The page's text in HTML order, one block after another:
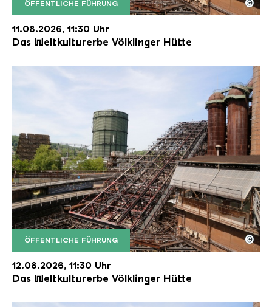
ÖFFENTLICHE FÜHRUNG
Der Erzschrägaufzug der Völklinger Hütte mit
Copyright: Weltkulturerbe Völklinger Hütte | Karl
©
11.08.2026, 11:30 Uhr
Das Weltkulturerbe Völklinger Hütte
ÖFFENTLICHE FÜHRUNG
Der Erzschrägaufzug der Völklinger Hütte mit
Copyright: Weltkulturerbe Völklinger Hütte | Karl
©
12.08.2026, 11:30 Uhr
Das Weltkulturerbe Völklinger Hütte